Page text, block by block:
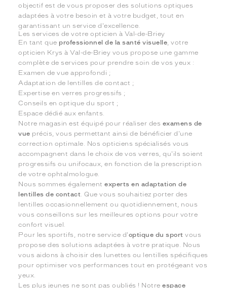
objectif est de vous proposer des solutions optiques
adaptées à votre besoin et à votre budget, tout en
garantissant un service d'excellence.
Les services de votre opticien à Val-de-Briey
En tant que professionnel de la santé visuelle , votre
opticien Krys à Val-de-Briey vous propose une gamme
complète de services pour prendre soin de vos yeux :
Examen de vue approfondi ;
Adaptation de lentilles de contact ;
Expertise en verres progressifs ;
Conseils en optique du sport ;
Espace dédié aux enfants.
Notre magasin est équipé pour réaliser des examens de
vue précis, vous permettant ainsi de bénéficier d'une
correction optimale. Nos opticiens spécialisés vous
accompagnent dans le choix de vos verres, qu'ils soient
progressifs ou unifocaux, en fonction de la prescription
de votre ophtalmologue.
Nous sommes égalementexperts en adaptation de
lentilles de contact . Que vous souhaitiez porter des
lentilles occasionnellement ou quotidiennement, nous
vous conseillons sur les meilleures options pour votre
confort visuel.
Pour les sportifs, notre service d'optique du sport vous
propose des solutions adaptées à votre pratique. Nous
vous aidons à choisir des lunettes ou lentilles spécifiques
pour optimiser vos performances tout en protégeant vos
yeux.
Les plus jeunes ne sont pas oubliés ! Notreespace